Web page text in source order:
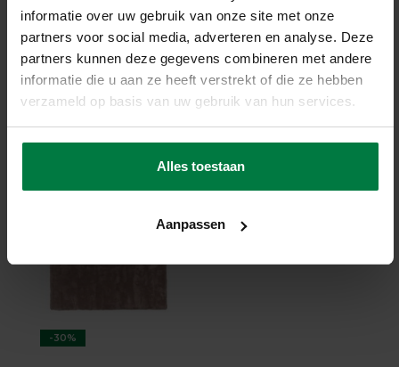
informatie over uw gebruik van onze site met onze
partners voor social media, adverteren en analyse. Deze
partners kunnen deze gegevens combineren met andere
informatie die u aan ze heeft verstrekt of die ze hebben
verzameld op basis van uw gebruik van hun services.
Alles toestaan
Aanpassen
Chester 15 - Hoogpolig
vloerkleed
Chester 15 - Hoogpolig
op voorraad
★★★ ★★
-30%